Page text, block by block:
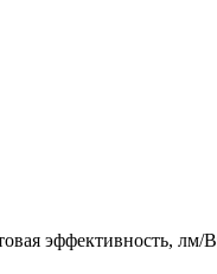
эффективность, лм/